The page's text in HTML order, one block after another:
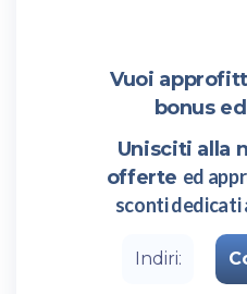
Vuoi
bonus
Unisciti alla
offerte ed
sconti dedicati